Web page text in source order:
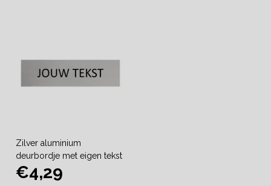
Zilver aluminium
deurbordje met eigen tekst
€4,29